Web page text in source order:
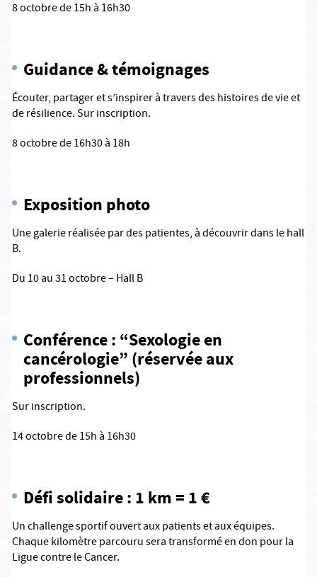
8 octobre de 15h à 16h30
Guidance & témoignages
Écouter, partager et s’inspirer à travers des histoires de vie et
de résilience. Sur inscription.
8 octobre de 16h30 à 18h
Exposition photo
Une galerie réalisée par des patientes, à découvrir dans le hall
B.
Du 10 au 31 octobre – Hall B
Conférence : “Sexologie en
cancérologie” (réservée aux
professionnels)
Sur inscription.
14 octobre de 15h à 16h30
Défi solidaire : 1 km = 1 €
Un challenge sportif ouvert aux patients et aux équipes.
Chaque kilomètre parcouru sera transformé en don pour la
Ligue contre le Cancer.